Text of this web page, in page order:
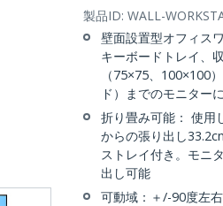
製品ID: WALL-
壁面設置型オフィス
キーボードトレイ、
（75×75、100×100
ド）までのモニター
折り畳み可能： 使用
からの張り出し
ストレイ付き。モニ
出し可能
可動域：＋/-90度左